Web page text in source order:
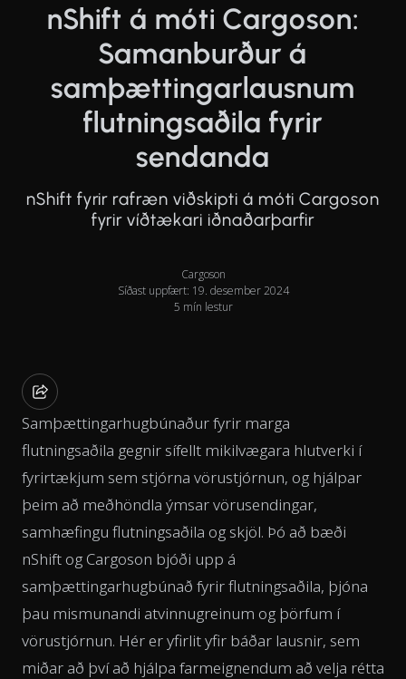
nShift á móti Cargoson:
Samanburður á
samþættingarlausnum
flutningsaðila fyrir
sendanda
nShift fyrir rafræn viðskipti á móti Cargoson
fyrir víðtækari iðnaðarþarfir
Cargoson
Síðast uppfært: 19. desember 2024
5 mín lestur
Samþættingarhugbúnaður fyrir marga
flutningsaðila gegnir sífellt mikilvægara hlutverki í
fyrirtækjum sem stjórna vörustjórnun, og hjálpar
þeim að meðhöndla ýmsar vörusendingar,
samhæfingu flutningsaðila og skjöl. Þó að bæði
nShift og Cargoson bjóði upp á
samþættingarhugbúnað fyrir flutningsaðila, þjóna
þau mismunandi atvinnugreinum og þörfum í
vörustjórnun. Hér er yfirlit yfir báðar lausnir, sem
miðar að því að hjálpa farmeignendum að velja rétta